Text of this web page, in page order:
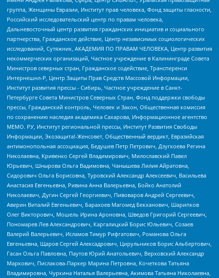
группа, Женщины Евразии, Институт прав человека, Фонд защиты гласности,
Российский исследовательский центр по правам человека,
Дальневосточный центр развития гражданских инициатив и социального
партнерства, Гражданское действие, Центр независимых социологических
исследований, Сутяжник, АКАДЕМИЯ ПО ПРАВАМ ЧЕЛОВЕКА, Центр развития
некоммерческих организаций, Частное учреждение в Калининграде Совета
Министров северных стран, Гражданское содействие, Трансперенси
Интернешнл-Р, Центр Защиты Прав Средств Массовой Информации,
Институт развития прессы - Сибирь, Частное учреждение в Санкт-
Петербурге Совета Министров Северных Стран, Фонд поддержки свободы
прессы, Гражданский контроль, Человек и Закон, Общественная комиссия
по сохранению наследия академика Сахарова, Информационное агентство
МЕМО. РУ, Институт региональной прессы, Институт Развития Свободы
Информации, Экозащита!-Женсовет, Общественный вердикт, Евразийская
антимонопольная ассоциация, Бедушев Петр Петрович, Дзугкоева Регина
Николаевна, Кривенко Сергей Владимирович, Милославский Павел
Юрьевич, Шнырова Ольга Вадимовна, Чанышева Лилия Айратовна,
Сидорович Ольга Борисовна, Туровский Александр Алексеевич, Васильева
Анастасия Евгеньевна, Ривина Анна Валерьевна, Бойко Анатолий
Николаевич, Дугин Сергей Георгиевич, Пивоваров Андрей Сергеевич,
Аверин Виталий Евгеньевич, Барахоев Магомед Бекханович, Шарипков
Олег Викторович, Мошель Ирина Ароновна, Шведов Григорий Сергеевич,
Пономарев Лев Александрович, Каргалицкий Борис Юльевич, Созаев
Валерий Валерьевич, Исламов Тимур Рифгатович, Романова Ольга
Евгеньевна, Щаров Сергей Алексадрович, Цирульников Борис Альбертович,
Гасан Ольга Павловна, Паутов Юрий Анатольевич, Верховский Александр
Маркович, Пислакова-Паркер Марина Петровна, Кочеткова Татьяна
Владимировна, Чуркина Наталья Валерьевна, Акимова Татьяна Николаевна,